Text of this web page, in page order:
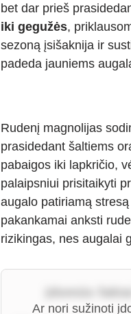
bet dar prieš
iki gegužės,
sezoną įsišaknija ir
padeda jauniems
Rudenį magnolijas
prasidedant šaltiems
pabaigos iki lapkričio,
palaipsniui prisitaikyti
augalo patiriamą
pakankamai anksti
rizikingas, nes augalai
Įdomūs
Ar nori sužinoti